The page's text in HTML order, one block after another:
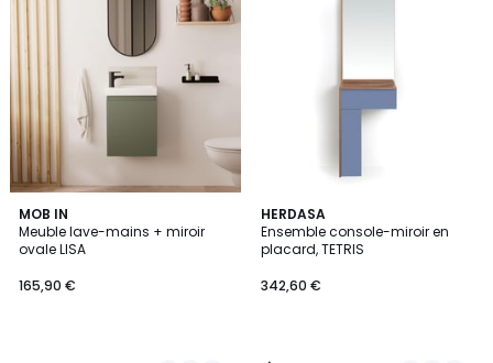
MOB IN
Meuble lave-mains + miroir
ovale LISA
165,90 €
4
Couleurs
HERDASA
Ensemble console-miroir en
placard, TETRIS
342,60 €
5
/
5
6
Couleurs